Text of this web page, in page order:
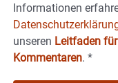
Informationen
unseren Leitfaden
Kommentaren. *